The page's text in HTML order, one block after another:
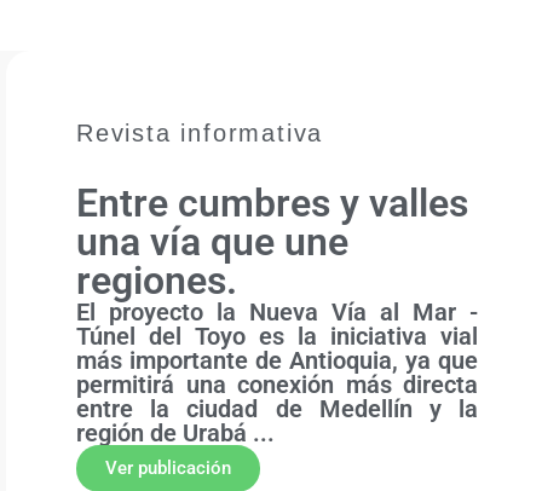
Revista informativa
Entre cumbres y valles
una vía que une
regiones.
El proyecto la Nueva Vía al Mar -
Túnel del Toyo es la iniciativa vial
más importante de Antioquia, ya que
permitirá una conexión más directa
entre la ciudad de Medellín y la
región de Urabá ...
Ver publicación